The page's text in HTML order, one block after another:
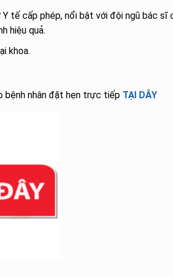
tế cấp phép, nổi bật với đội ngũ bác sĩ
hiệu quả.
khoa.
bệnh nhân đặt hẹn trực tiếp TẠI DÂY